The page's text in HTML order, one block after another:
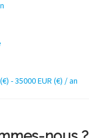
- 35000 EUR (€) / an